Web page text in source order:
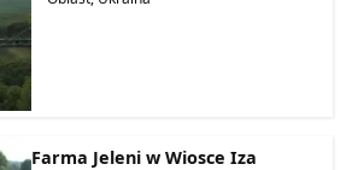
Farma Jeleni w Wiosce Iza